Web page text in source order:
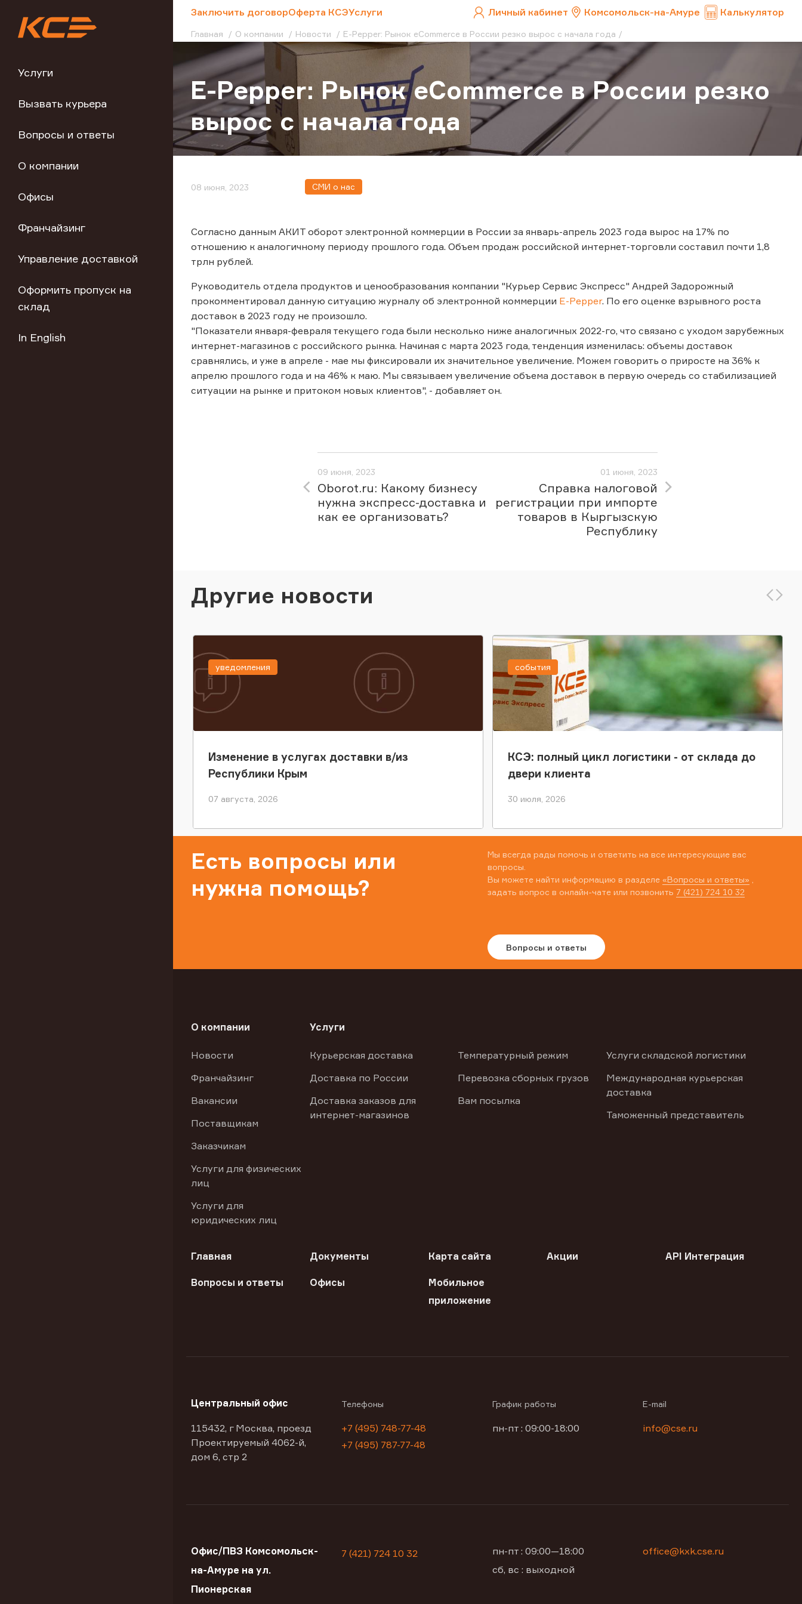
Услуги
Вызвать курьера
Вопросы и ответы
О компании
Офисы
Франчайзинг
Управление доставкой
Оформить пропуск на
склад
In English
Заключить договорОферта КСЭУслуги Личный кабинет Комсомольск-на-Амуре Калькулятор
Главная О компании Новости E-Pepper: Рынок eCommerce в России резко вырос с начала года
E-Pepper: Рынок eCommerce в России резко
вырос с начала года
08 июня, 2023 СМИ о нас
Согласно данным АКИТ оборот электронной коммерции в России за январь-апрель 2023 года вырос на 17% по
отношению к аналогичному периоду прошлого года. Объем продаж российской интернет-торговли составил почти 1,8
трлн рублей.
Руководитель отдела продуктов и ценообразования компании "Курьер Сервис Экспресс" Андрей Задорожный
прокомментировал данную ситуацию журналу об электронной коммерции E-Pepper. По его оценке взрывного роста
доставок в 2023 году не произошло.
"Показатели января-февраля текущего года были несколько ниже аналогичных 2022-го, что связано с уходом зарубежных
интернет-магазинов с российского рынка. Начиная с марта 2023 года, тенденция изменилась: объемы доставок
сравнялись, и уже в апреле - мае мы фиксировали их значительное увеличение. Можем говорить о приросте на 36% к
апрелю прошлого года и на 46% к маю. Мы связываем увеличение объема доставок в первую очередь со стабилизацией
ситуации на рынке и притоком новых клиентов", - добавляет он.
09 июня, 2023
Oborot.ru: Какому бизнесу
нужна экспресс-доставка и
как ее организовать?
01 июня, 2023
Справка налоговой
регистрации при импорте
товаров в Кыргызскую
Республику
Другие новости
Изменение в услугах доставки в/из
Республики Крым
07 августа, 2026
уведомления
КСЭ: полный цикл логистики - от склада до
двери клиента
30 июля, 2026
события
Есть вопросы или
нужна помощь?
Мы всегда рады помочь и ответить на все интересующие вас
вопросы.
Вы можете найти информацию в разделе «Вопросы и ответы»
задать вопрос в онлайн-чате или позвонить 7 (421) 724 10 32
Вопросы и ответы
О компании
Новости
Франчайзинг
Вакансии
Поставщикам
Заказчикам
Услуги для физических
лиц
Услуги для
юридических лиц
Услуги
Курьерская доставка
Доставка по России
Доставка заказов для
интернет-магазинов
Температурный режим
Перевозка сборных грузов
Вам посылка
Услуги складской логистики
Международная курьерская
доставка
Таможенный представитель
Главная Документы Карта сайта Акции API Интеграция
Вопросы и ответы Офисы
Мобильное
приложение
Центральный офис
115432, г Москва, проезд
Проектируемый 4062-й,
дом 6, стр 2
Телефоны
+7 (495) 748-77-48
+7 (495) 787-77-48
График работы
пн-пт : 09:00-18:00
E-mail
info@cse.ru
Офис/ПВЗ Комсомольск-
на-Амуре на ул.
Пионерская
7 (421) 724 10 32
пн-пт : 09:00—18:00
сб, вс : выходной
office@kxk.cse.ru